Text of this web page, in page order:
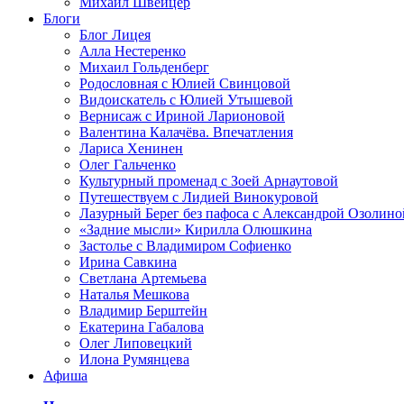
Блоги
Блог Лицея
Алла Нестеренко
Михаил Гольденберг
Родословная с Юлией Свинцовой
Видоискатель с Юлией Утышевой
Вернисаж с Ириной Ларионовой
Валентина Калачёва. Впечатления
Лариса Хенинен
Олег Гальченко
Культурный променад с Зоей Арнаутовой
Путешествуем с Лидией Винокуровой
Лазурный Берег без пафоса с Александрой
«Задние мысли» Кирилла Олюшкина
Застолье с Владимиром Софиенко
Ирина Савкина
Светлана Артемьева
Наталья Мешкова
Владимир Берштейн
Екатерина Габалова
Олег Липовецкий
Илона Румянцева
Афиша